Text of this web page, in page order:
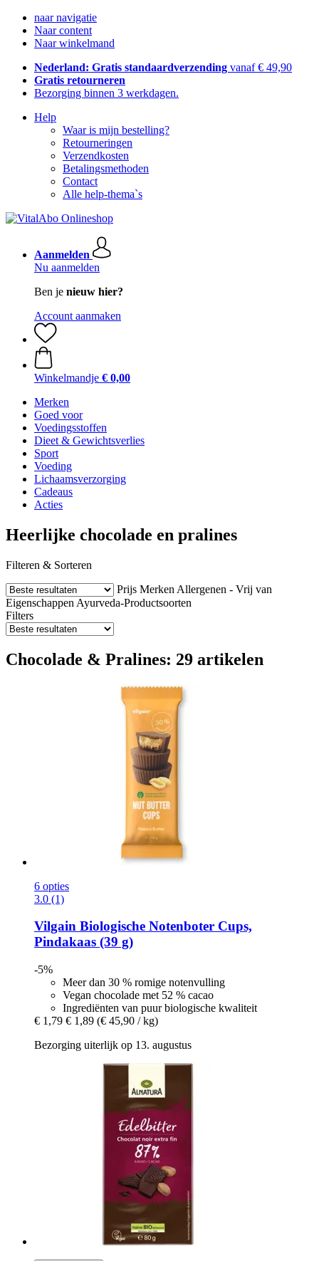
naar navigatie
Naar content
Naar winkelmand
Nederland: Gratis standaardverzending vanaf € 49,90
Gratis retourneren
Bezorging binnen 3 werkdagen.
Help
Waar is mijn bestelling?
Retourneringen
Verzendkosten
Betalingsmethoden
Contact
Alle help-thema`s
Aanmelden
Nu aanmelden
Ben je nieuw hier?
Account aanmaken
Winkelmandje € 0,00
Merken
Goed voor
Voedingsstoffen
Dieet & Gewichtsverlies
Sport
Voeding
Lichaamsverzorging
Cadeaus
Acties
Heerlijke chocolade en pralines
Filteren & Sorteren
Prijs Merken Allergenen - Vrij van
Eigenschappen Ayurveda-Productsoorten
Filters
Chocolade & Pralines: 29 artikelen
6 opties
3.0 (1)
Vilgain Biologische Notenboter Cups,
Pindakaas (39 g)
-5%
Meer dan 30 % romige notenvulling
Vegan chocolade met 52 % cacao
Ingrediënten van puur biologische kwaliteit
€ 1,79 € 1,89 (€ 45,90 / kg)
Bezorging uiterlijk op 13. augustus